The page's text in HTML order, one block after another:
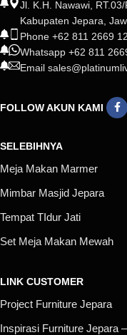
Jl. K.H. Nawawi,
Kabupaten Jepara,
Phone +62 811 2669
Whatsapp +62 811
Email
FOLLOW AKUN KAMI
SELEBIHNYA
Meja Makan Marmer
Mimbar Masjid Jepara
Tempat TIdur Jati
Set Meja Makan Mewah
LINK CUSTOMER
Project Furniture Jepara
Inspirasi Furniture Jepara